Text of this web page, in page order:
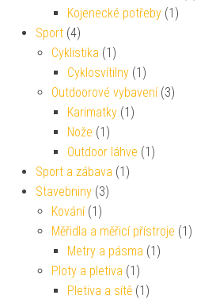
Kojenecké potřeby (1)
Sport (4)
Cyklistika (1)
Cyklosvítilny (1)
Outdoorové vybavení (3)
Karimatky (1)
Nože (1)
Outdoor láhve (1)
Sport a zábava (1)
Stavebniny (3)
Kování (1)
Měřidla a měřicí přístroje (1)
Metry a pásma (1)
Ploty a pletiva (1)
Pletiva a sítě (1)